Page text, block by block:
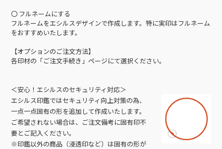
〇 フルネームにする
フルネームをエシルスデザインで作成します。特に実印はフルネーム
をおすすめいたします。
【オプションのご注文方法】
各印材の「ご注文手続き」ページにて選択ください。
＜安心！エシルスのセキュリティ対応＞
エシルス印鑑ではセキュリティ向上対策の為、
一点一点固有の形を追加して作成いたします。
ご希望されない場合は、ご注文備考に固有印不
要とご記入ください。
※印鑑以外の商品（浸透印など）は固有の形が